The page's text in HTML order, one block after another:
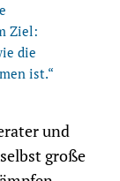
Ziel:
die
ist.“
und
große